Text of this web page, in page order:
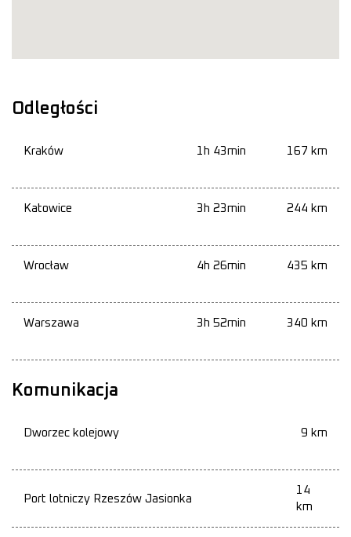
Odległości
Kraków 1h 43min 167 km
Katowice 3h 23min 244 km
Wrocław 4h 26min 435 km
Warszawa 3h 52min 340 km
Komunikacja
Dworzec kolejowy 9 km
Port lotniczy Rzeszów Jasionka
14
km